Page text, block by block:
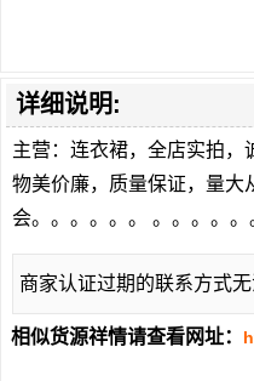
详细说明:
主营：连衣裙，全店实拍，
物美价廉，质量保证，量大
会。。。。。。 。。。。。
商家认证过期的联系方式
相似货源祥情请查看网址：